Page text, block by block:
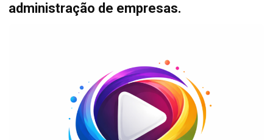
administração de empresas.